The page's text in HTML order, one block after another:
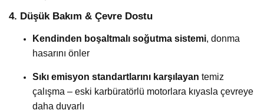
4. Düşük Bakım & Çevre Dostu
Kendinden boşaltmalı soğutma sistemi, donma
hasarını önler
Sıkı emisyon standartlarını karşılayan temiz
çalışma – eski karbüratörlü motorlara kıyasla çevreye
daha duyarlı